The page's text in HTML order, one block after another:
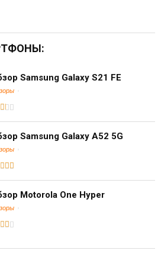
Samsung Galaxy S21 FE
Samsung Galaxy A52 5G
Motorola One Hyper